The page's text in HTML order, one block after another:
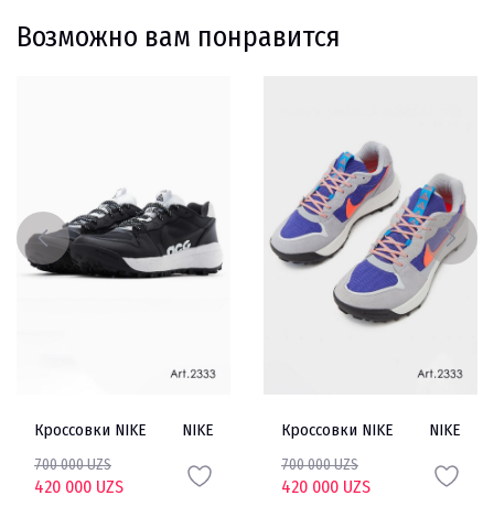
Возможно вам понравится
Кроссовки NIKE NIKE
700 000 UZS
420 000 UZS
Кроссовки NIKE NIKE
700 000 UZS
420 000 UZS